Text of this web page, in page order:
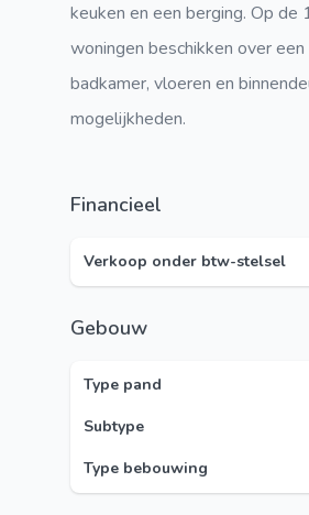
keuken en een berging. Op de
woningen beschikken over
badkamer, vloeren en
mogelijkheden.
Financieel
Verkoop onder btw-stelsel
Gebouw
Type pand
Subtype
Type bebouwing